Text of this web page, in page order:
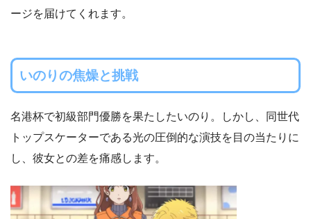
ージを届けてくれます。
いのりの焦燥と挑戦
名港杯で初級部門優勝を果たしたいのり。しかし、同世代
トップスケーターである光の圧倒的な演技を目の当たりに
し、彼女との差を痛感します。